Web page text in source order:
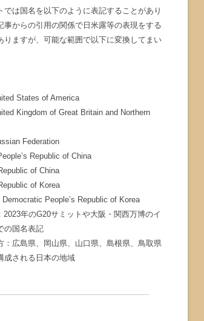
では国名を以下のように表記することがあり
事からの引用の関係で日米露等の表現をする
りますが、可能な範囲で以下に変換してまい
States of America
Kingdom of Great Britain and Northern
Federation
Republic of China
of China
of Korea
Democratic People’s Republic of Korea
2023年のG20サミットや大阪・関西万博のイ
の国名表記
：広島県、岡山県、山口県、島根県、鳥取県
成される日本の地域